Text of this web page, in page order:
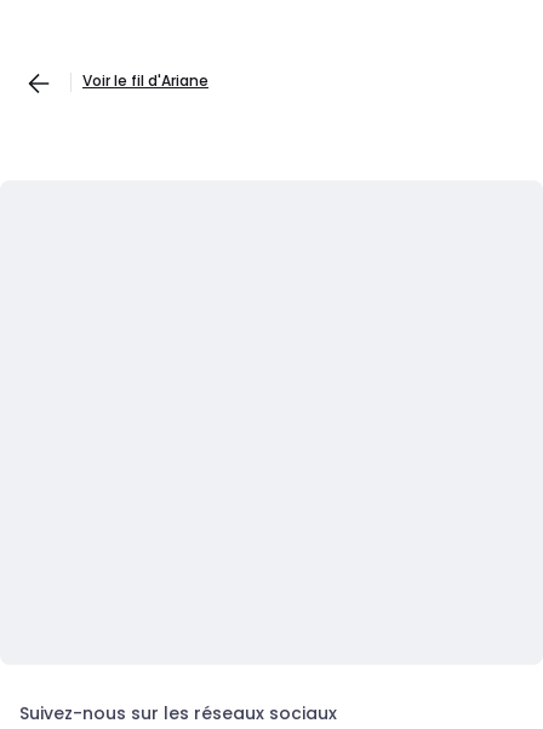
Voir le fil d'Ariane
Suivez-nous sur les réseaux sociaux